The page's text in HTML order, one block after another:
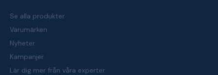
Se alla produkter
Varumärken
Nyheter
Kampanjer
Lär dig mer från våra experter